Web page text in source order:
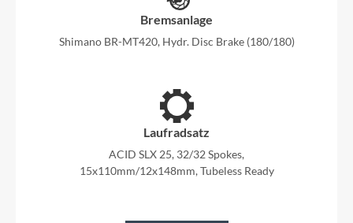
Bremsanlage
Shimano BR-MT420, Hydr. Disc Brake (180/180)
Laufradsatz
ACID SLX 25, 32/32 Spokes,
15x110mm/12x148mm, Tubeless Ready